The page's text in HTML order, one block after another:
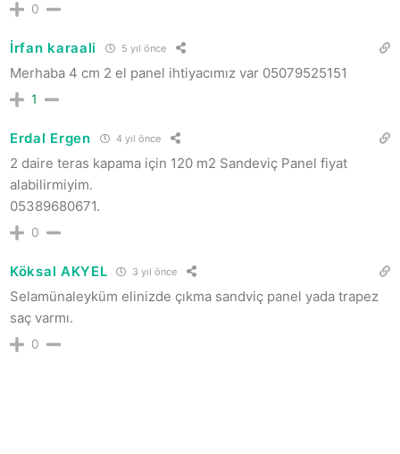
0
İrfan karaali 5 yıl önce
Merhaba 4 cm 2 el panel ihtiyacımız var 05079525151
1
Erdal Ergen 4 yıl önce
2 daire teras kapama için 120 m2 Sandeviç Panel fiyat
alabilirmiyim.
05389680671.
0
Köksal AKYEL 3 yıl önce
Selamünaleyküm elinizde çıkma sandviç panel yada trapez
saç varmı.
0